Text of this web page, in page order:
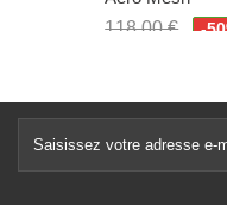
118,00 €
-